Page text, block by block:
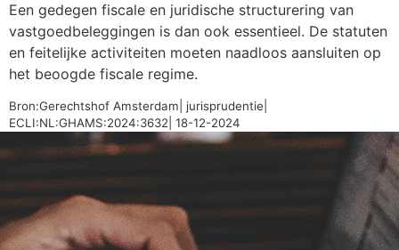
Een gedegen fiscale en juridische structurering van
vastgoedbeleggingen is dan ook essentieel. De statuten
en feitelijke activiteiten moeten naadloos aansluiten op
het beoogde fiscale regime.
Bron:Gerechtshof Amsterdam| jurisprudentie|
ECLI:NL:GHAMS:2024:3632| 18-12-2024